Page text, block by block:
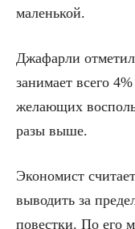
маленькой.
Джафарли
занимает всего
желающих
разы выше.
Экономист
выводить за
повестки. По его